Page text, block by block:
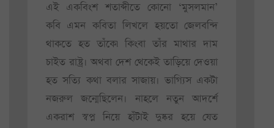
এই একবিংশ শতাব্দীতে কোনো ‘মুসলমান’
কবি এমন কবিতা লিখলে হয়তো জেলবন্দি
থাকতে হত তাঁকে৷ কিংবা তাঁর মাথার দাম
চাইত রাষ্ট্র। অথবা দেশ থেকেই তাড়িয়ে দেওয়া
হত সত্যি কথা বলার সাজায়। ভাগ্যিস একটা
নজরুল জন্মেছিলেন। নাহলে নতুন আদর্শে
একরাশ স্বপ্ন নিয়ে হাঁটাই দুষ্কর হয়ে যেত